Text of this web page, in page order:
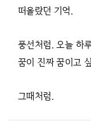
떠올랐던 기억.
풍선처럼. 오늘 하
꿈이 진짜 꿈이고
그때처럼.